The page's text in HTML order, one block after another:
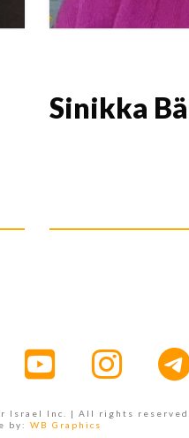
Sinikka
Israel Inc. | All rights reserved.
by: WB Graphics